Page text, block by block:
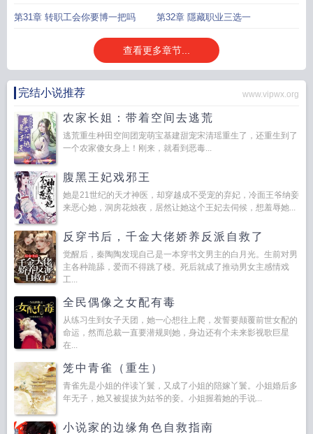
第31章 转职工会你要博一把吗 第32章 隱藏职业三选一
查看更多章节...
完结小说推荐 www.vipwx.org
农家长姐：带着空间去逃荒
逃荒重生种田空间团宠萌宝基建甜宠宋清瑶重生了，还重生到了
一个农家傻女身上！刚来，就看到恶毒...
腹黑王妃戏邪王
她是21世纪的天才神医，却穿越成不受宠的弃妃，冷面王爷纳妾
来恶心她，洞房花烛夜，居然让她这个王妃去伺候，想羞辱她...
反穿书后，千金大佬娇养反派自救了
觉醒后，秦陶陶发现自己是一本穿书文男主的白月光。生前对男
主各种跪舔，爱而不得跳了楼。死后就成了推动男女主感情戏
工...
全民偶像之女配有毒
从练习生到女子天团，她一心想往上爬，发誓要颠覆前世女配的
命运，然而总裁一直要潜规则她，身边还有个未来影视歌巨星
在...
笼中青雀（重生）
青雀先是小姐的伴读丫鬟，又成了小姐的陪嫁丫鬟。小姐婚后多
年无子，她又被提拔为姑爷的妾。小姐握着她的手说...
小说家的边缘角色自救指南